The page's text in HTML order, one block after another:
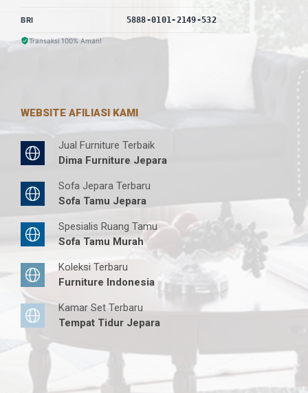
BRI 5888-0101-2149-532
Transaksi 100% Aman!
WEBSITE AFILIASI KAMI
Jual Furniture Terbaik
Dima Furniture Jepara
Sofa Jepara Terbaru
Sofa Tamu Jepara
Spesialis Ruang Tamu
Sofa Tamu Murah
Koleksi Terbaru
Furniture Indonesia
Kamar Set Terbaru
Tempat Tidur Jepara